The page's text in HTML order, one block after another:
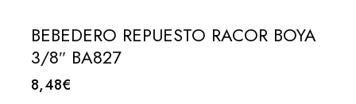
BEBEDERO REPUESTO RACOR BOYA
3/8″ BA827
8,48€